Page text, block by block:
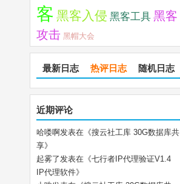
客 黑客入侵 黑客工具 黑客
攻击 黑帽大会
最新日志 热评日志 随机日志
近期评论
哈喽啊发表在《搜云社工库 30G数据库共
享》
起雾了发表在《七行者IP代理验证V1.4
IP代理软件》